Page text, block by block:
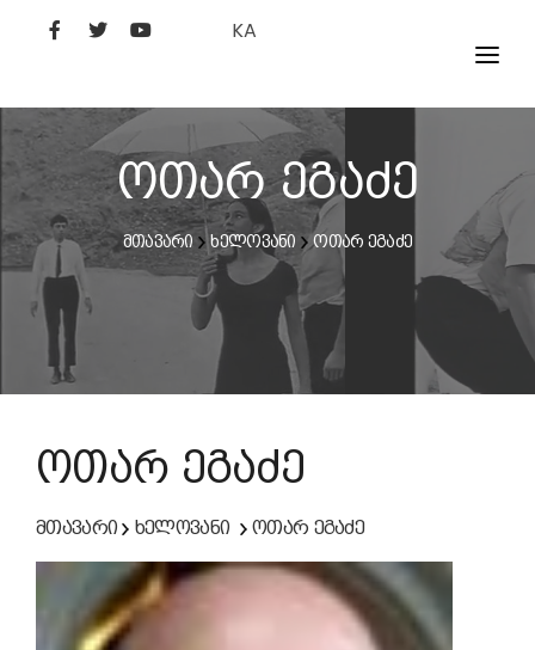
KA
ᲤᲘᲚᲛᲔᲑᲘ
ᲮᲔᲚᲝᲕᲐᲜᲘ
ᲙᲘᲜᲝᲡᲢᲣᲓᲘᲐ
ᲙᲘᲜᲝᲐᲙᲐᲓᲔᲛᲘᲐ
ოთარ ეგაძე
მთავარი ხელოვანი ოთარ ეგაძე
ოთარ ეგაძე
მთავარი ხელოვანი ოთარ ეგაძე